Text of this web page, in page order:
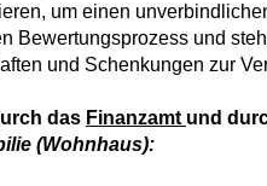
um einen
Bewertungsprozess und
und Schenkungen zur
das Finanzamt und
(Wohnhaus):